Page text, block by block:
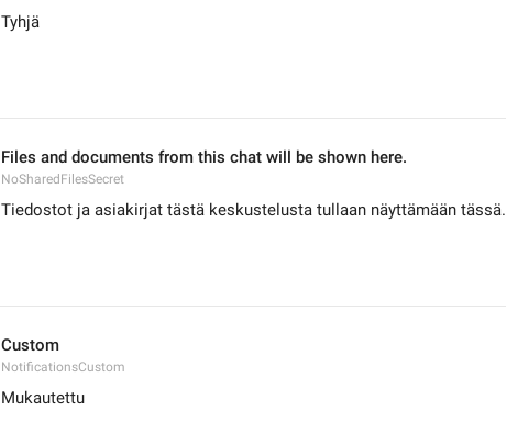
Tyhjä
Files and documents from this chat will be shown here.
NoSharedFilesSecret
Tiedostot ja asiakirjat tästä keskustelusta tullaan näyttämään tässä.
Custom
NotificationsCustom
Mukautettu